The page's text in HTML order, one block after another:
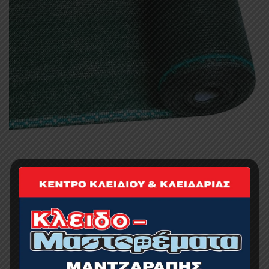
BORMANN SN1550 Δίχτυ Σκίασης 125GSM
1.5x50m 90%